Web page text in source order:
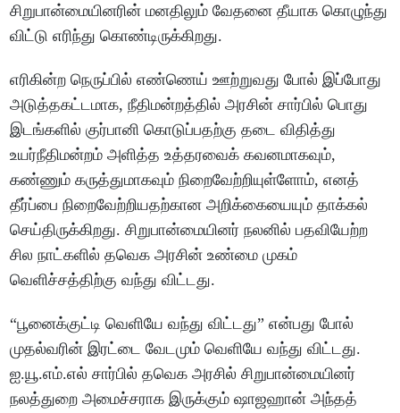
சிறுபான்மையினரின் மனதிலும் வேதனை தீயாக கொழுந்து
விட்டு எரிந்து கொண்டிருக்கிறது.
எரிகின்ற நெருப்பில் எண்ணெய் ஊற்றுவது போல் இப்போது
அடுத்தகட்டமாக, நீதிமன்றத்தில் அரசின் சார்பில் பொது
இடங்களில் குர்பானி கொடுப்பதற்கு தடை விதித்து
உயர்நீதிமன்றம் அளித்த உத்தரவைக் கவனமாகவும்,
கண்ணும் கருத்துமாகவும் நிறைவேற்றியுள்ளோம், எனத்
தீர்ப்பை நிறைவேற்றியதற்கான அறிக்கையையும் தாக்கல்
செய்திருக்கிறது. சிறுபான்மையினர் நலனில் பதவியேற்ற
சில நாட்களில் தவெக அரசின் உண்மை முகம்
வெளிச்சத்திற்கு வந்து விட்டது.
“பூனைக்குட்டி வெளியே வந்து விட்டது” என்பது போல்
முதல்வரின் இரட்டை வேடமும் வெளியே வந்து விட்டது.
ஐ.யூ.எம்.எல் சார்பில் தவெக அரசில் சிறுபான்மையினர்
நலத்துறை அமைச்சராக இருக்கும் ஷாஜஹான் அந்தத்